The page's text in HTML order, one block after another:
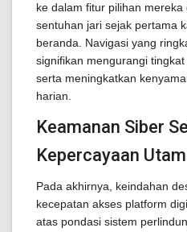
ke dalam fitur pilihan
sentuhan jari sejak pertama
beranda. Navigasi yang
signifikan mengurangi
serta meningkatkan
harian.
Keamanan Siber
Kepercayaan
Pada akhirnya, keindahan
kecepatan akses platform
atas pondasi sistem